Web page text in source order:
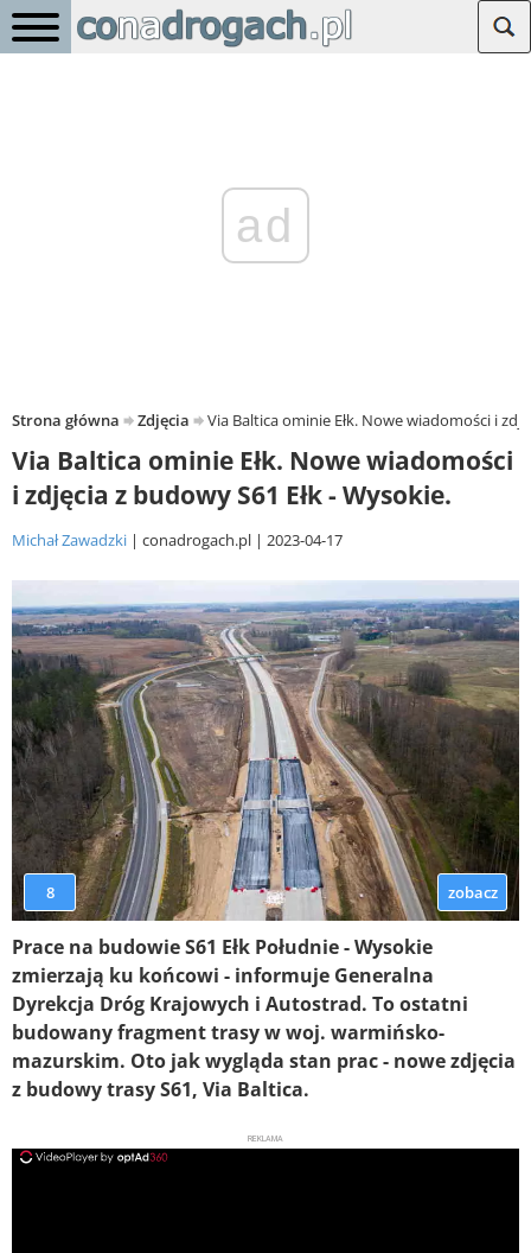
ad
Strona główna Zdjęcia Via Baltica ominie Ełk. Nowe wiadomości i
Via Baltica ominie Ełk. Nowe wiadomości
i zdjęcia z budowy S61 Ełk - Wysokie.
Michał Zawadzki conadrogach.pl 2023-04-17
8 zobacz
Prace na budowie S61 Ełk Południe - Wysokie
zmierzają ku końcowi - informuje Generalna
Dyrekcja Dróg Krajowych i Autostrad. To ostatni
budowany fragment trasy w woj. warmińsko-
mazurskim. Oto jak wygląda stan prac - nowe zdjęcia
z budowy trasy S61, Via Baltica.
REKLAMA